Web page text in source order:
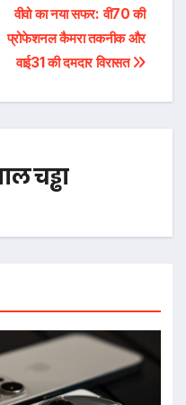
वीवो का नया सफर: वी70 की
प्रोफेशनल कैमरा तकनीक और
वाई31 की दमदार विरासत
चड्ढा